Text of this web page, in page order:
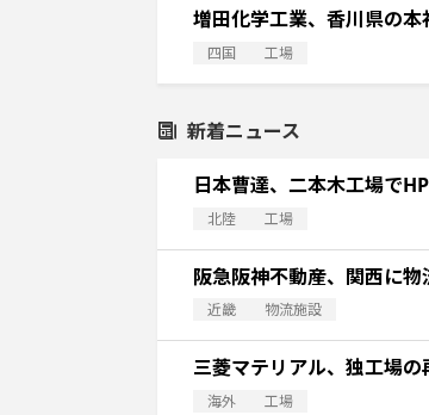
増田化学工業、香川県の本
四国 工場
新着ニュース
日本曹達、二本木工場で
北陸 工場
阪急阪神不動産、関西に
近畿 物流施設
三菱マテリアル、独工場
海外 工場